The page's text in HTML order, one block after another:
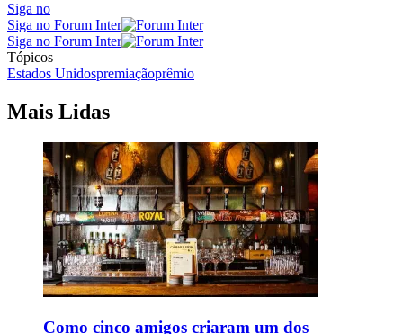
Siga no
Siga no Forum Inter
Siga no Forum Inter
Tópicos
Estados Unidospremiaçãoprêmio
Mais Lidas
Como cinco amigos criaram um dos